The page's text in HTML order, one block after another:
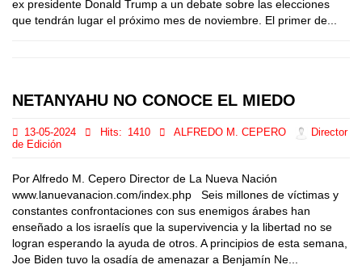
ex presidente Donald Trump a un debate sobre las elecciones
que tendrán lugar el próximo mes de noviembre. El primer de...
NETANYAHU NO CONOCE EL MIEDO
13-05-2024 Hits: 1410 ALFREDO M. CEPERO
Director
de Edición
Por Alfredo M. Cepero Director de La Nueva Nación
www.lanuevanacion.com/index.php Seis millones de víctimas y
constantes confrontaciones con sus enemigos árabes han
enseñado a los israelís que la supervivencia y la libertad no se
logran esperando la ayuda de otros. A principios de esta semana,
Joe Biden tuvo la osadía de amenazar a Benjamín Ne...